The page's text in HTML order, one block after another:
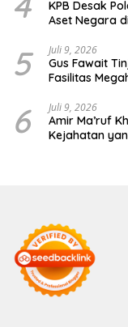
KPB Desak
Aset Negara
5 Juli 9, 2026
Gus Fawait
Fasilitas
6 Juli 9, 2026
Amir Ma’ruf
Kejahatan